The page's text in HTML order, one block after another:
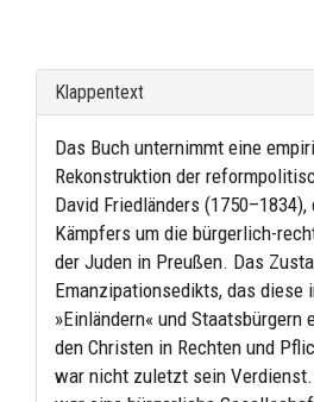
Klappentext
Das Buch unternimmt eine
Rekonstruktion der
David Friedländers
Kämpfers um die bürgerlich-
der Juden in Preußen. Das
Emanzipationsedikts, das diese
»Einländern« und Staatsbürgern
den Christen in Rechten und
war nicht zuletzt sein